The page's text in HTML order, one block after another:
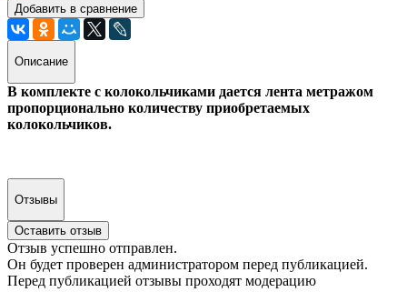
Добавить в сравнение
Описание
В комплекте с колокольчиками дается лента метражом
пропорционально количеству приобретаемых
колокольчиков.
Отзывы
Оставить отзыв
Отзыв успешно отправлен.
Он будет проверен администратором перед публикацией.
Перед публикацией отзывы проходят модерацию